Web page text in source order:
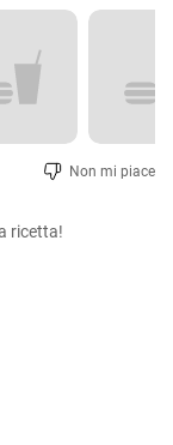
Non mi piace
ricetta!